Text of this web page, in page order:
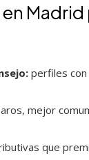
perfiles
mejor
que